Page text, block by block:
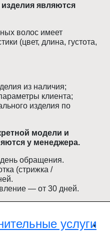
являются
волос имеет
(цвет, длина, густота,
из наличия;
клиента;
изделия по
модели и
у менеджера.
обращения.
(стрижка /
— от 30 дней.
услуги